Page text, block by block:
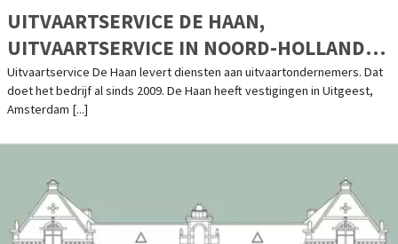
UITVAARTSERVICE DE HAAN,
UITVAARTSERVICE IN NOORD-HOLLAND
EN DAARBUITEN
Uitvaartservice De Haan levert diensten aan uitvaartondernemers. Dat
doet het bedrijf al sinds 2009. De Haan heeft vestigingen in Uitgeest,
Amsterdam [...]